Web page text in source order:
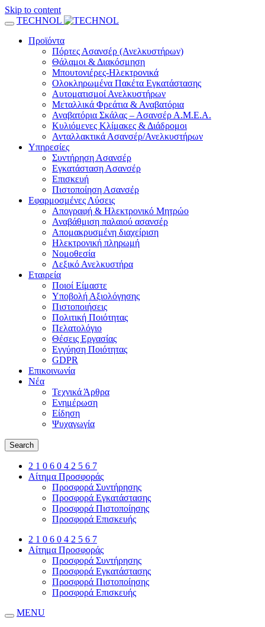
Skip to content
TECHNOL
Προϊόντα
Πόρτες Ασανσέρ (Ανελκυστήρων)
Θάλαμοι & Διακόσμηση
Μπουτονιέρες-Ηλεκτρονικά
Ολοκληρωμένα Πακέτα Εγκατάστασης
Αυτοματισμοί Ανελκυστήρων
Μεταλλικά Φρεάτια & Αναβατόρια
Αναβατόρια Σκάλας – Ασανσέρ Α.Μ.Ε.Α.
Κυλιόμενες Κλίμακες & Διάδρομοι
Ανταλλακτικά Ασανσέρ/Ανελκυστήρων
Υπηρεσίες
Συντήρηση Ασανσέρ
Εγκατάσταση Ασανσέρ
Επισκευή
Πιστοποίηση Ασανσέρ
Εφαρμοσμένες Λύσεις
Απογραφή & Ηλεκτρονικό Μητρώο
Αναβάθμιση παλαιού ασανσέρ
Απομακρυσμένη διαχείριση
Ηλεκτρονική πληρωμή
Νομοθεσία
Λεξικό Ανελκυστήρα
Εταιρεία
Ποιοί Είμαστε
Υποβολή Αξιολόγησης
Πιστοποιήσεις
Πολιτική Ποιότητας
Πελατολόγιο
Θέσεις Εργασίας
Εγγύηση Ποιότητας
GDPR
Επικοινωνία
Νέα
Τεχνικά Άρθρα
Ενημέρωση
Είδηση
Ψυχαγωγία
Search
2 1 0 6 0 4 2 5 6 7
Αίτημα Προσφοράς
Προσφορά Συντήρησης
Προσφορά Εγκατάστασης
Προσφορά Πιστοποίησης
Προσφορά Επισκευής
2 1 0 6 0 4 2 5 6 7
Αίτημα Προσφοράς
Προσφορά Συντήρησης
Προσφορά Εγκατάστασης
Προσφορά Πιστοποίησης
Προσφορά Επισκευής
MENU